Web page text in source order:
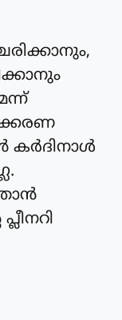
കർദിനാള്‍